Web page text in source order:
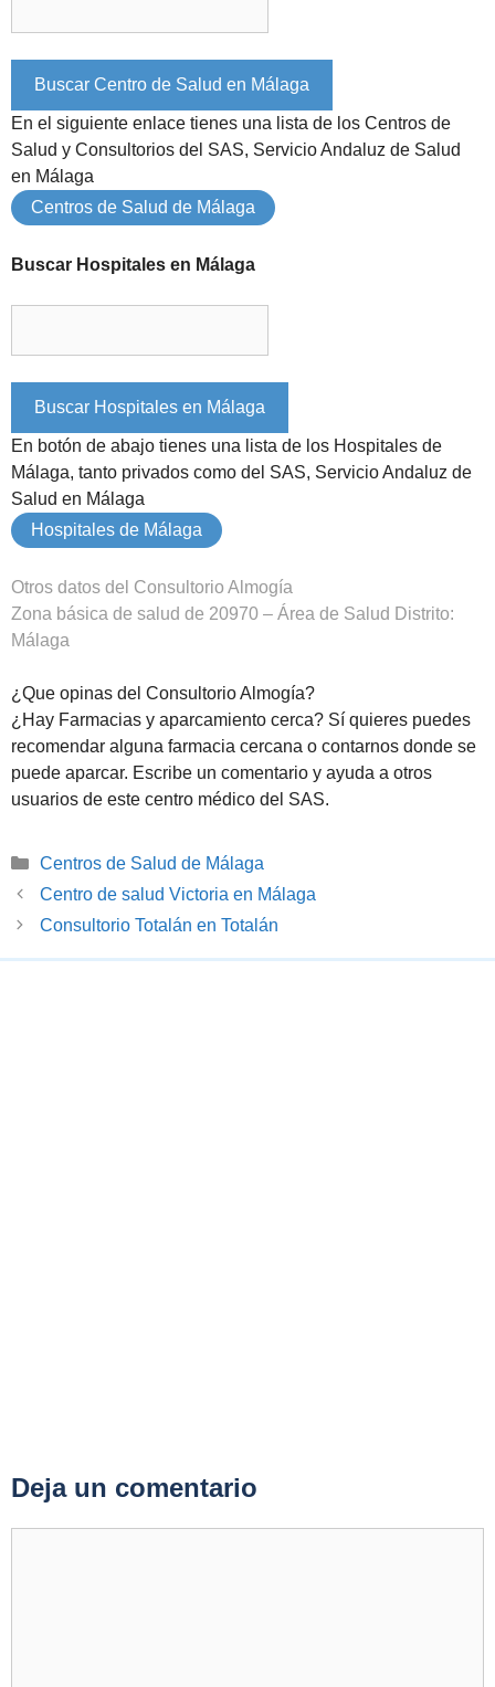
En el siguiente enlace tienes una lista de los Centros de
Salud y Consultorios del SAS, Servicio Andaluz de Salud
en Málaga
Centros de Salud de Málaga
Buscar Hospitales en Málaga
En botón de abajo tienes una lista de los Hospitales de
Málaga, tanto privados como del SAS, Servicio Andaluz de
Salud en Málaga
Hospitales de Málaga
Otros datos del Consultorio Almogía
Zona básica de salud de 20970 – Área de Salud Distrito:
Málaga
¿Que opinas del Consultorio Almogía?
¿Hay Farmacias y aparcamiento cerca? Sí quieres puedes
recomendar alguna farmacia cercana o contarnos donde se
puede aparcar. Escribe un comentario y ayuda a otros
usuarios de este centro médico del SAS.
Categorías
Centros de Salud de Málaga
Centro de salud Victoria en Málaga
Consultorio Totalán en Totalán
Deja un comentario